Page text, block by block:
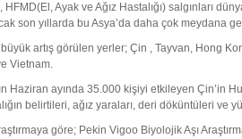
HFMD(El, Ayak ve Ağız Hastalığı) salgınları
son yıllarda bu Asya’da daha çok meydana
büyük artış görülen yerler; Çin , Tayvan, Hong
Vietnam.
Haziran ayında 35.000 kişiyi etkileyen Çin’in
belirtileri, ağız yaraları, deri döküntüleri ve
göre; Pekin Vigoo Biyolojik Aşı